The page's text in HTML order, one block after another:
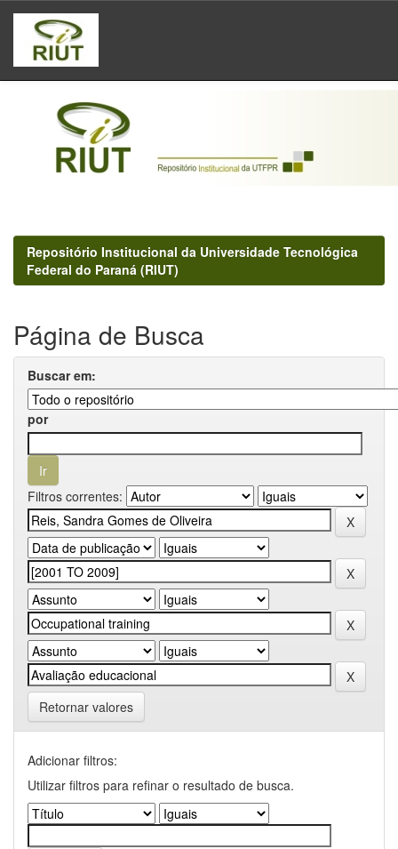
Skip
navigation
Repositório Institucional da Universidade Tecnológica
Federal do Paraná (RIUT)
Página de Busca
Buscar em:
por
Filtros correntes:
Retornar valores
Adicionar filtros:
Utilizar filtros para refinar o resultado de busca.